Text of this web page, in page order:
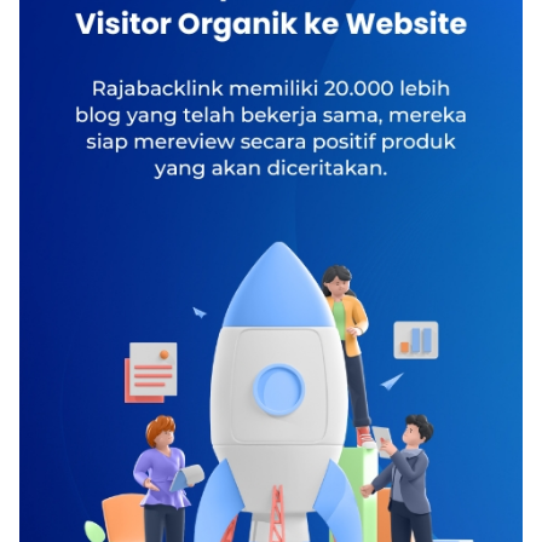
dari Wikipedia, virus ini adalah salah satu tipe virus
mononucleosis atau EBV infectious mononucleosis,
Pfeiffer's disease, Filatov's disease atau bekennya
disebut mono. Penyakit ini pertama kali dijabarkan
oleh Sprunt dan Evans di sebuah bulletin yang
adalah sakit tenggorokan, demam, gelisah, rasa
tidak nyaman di badan, peradangan, mual-mual
hingga kehilangan nafsu makan. Penyakit ini juga
mempengaruhi beberapa bagian tubuh dan memicu
terbentuknya penyakit lain, seperti radang
tenggorokan hingga hepatitis. Infeksi menyebar
melalui pertukaran air liur, dan melewati masa
inkubasi selama kurang lebih 4-7 minggu.
Umumnya, gejala akan dirasakan selama 2-3
minggu dan bertahan selama beberapa bulan
Menurut banyak studi, migrain tiga kali lipat semakin
banyak berlangsung pada wanita dibanding pria.
spektakuler, melibatkan ledakan aktivitas listrik yang
bermula di pusat penglihatan di otak. Itu sebabnya
sakit kepala migrain juga meliputi aura visual,
juga : Berkelit dari Serangan Vertigo Aktivitas listrik
itu lalu menyerbu seperti gelombang ke area otak
yang mengontrol sensasi. Tak heran jika pasien juga
merasakan kesemutan atau kebas, seperti ditusuk
jarum. Gelombang itu lalu menghantam area yang
mengontrol bahasa. Saat itu terjadi, pasien
mendadak sulit menemukan kata-kata atau gagap.
Ahli lain menyatakan migran berlangsung lantaran
ada pembesaran pembuluh darah serta
dikeluarkannya zat kimia dari serat saraf yang melilit
pembuluh darah. Akhirnya setelah itu, berlangsung